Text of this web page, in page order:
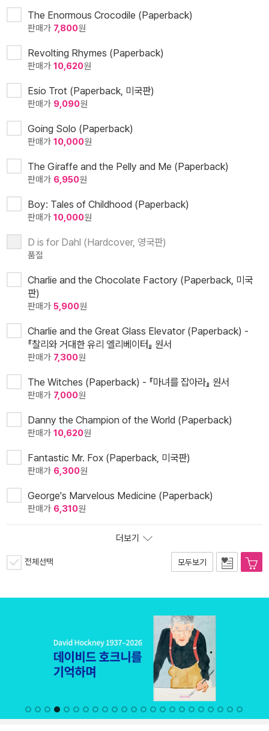
The Enormous Crocodile (Paperback)
판매가 7,800원
Revolting Rhymes (Paperback)
판매가 10,620원
Esio Trot (Paperback, 미국판)
판매가 9,090원
Going Solo (Paperback)
판매가 10,000원
The Giraffe and the Pelly and Me (Paperback)
판매가 6,950원
Boy: Tales of Childhood (Paperback)
판매가 10,000원
D is for Dahl (Hardcover, 영국판)
품절
Charlie and the Chocolate Factory (Paperback, 미국
판)
판매가 5,900원
Charlie and the Great Glass Elevator (Paperback) -
『찰리와 거대한 유리 엘리베이터』 원서
판매가 7,300원
The Witches (Paperback) - 『마녀를 잡아라』 원서
판매가 7,000원
Danny the Champion of the World (Paperback)
판매가 10,620원
Fantastic Mr. Fox (Paperback, 미국판)
판매가 6,300원
George's Marvelous Medicine (Paperback)
판매가 6,310원
더보기
전체선택 모두보기